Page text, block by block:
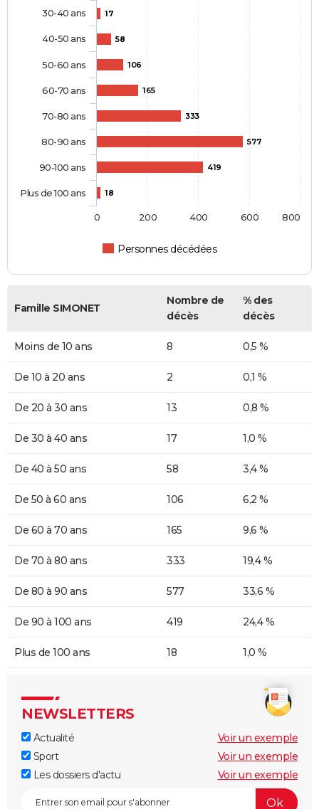
17
58
106
165
333
577
419
18
Personnes décédées
30-40 ans
40-50 ans
50-60 ans
60-70 ans
70-80 ans
80-90 ans
90-100 ans
Plus de 100 ans
0 200 400 600 800
Famille SIMONET
Nombre de
décès
% des
décès
Moins de 10 ans 8 0,5 %
De 10 à 20 ans 2 0,1 %
De 20 à 30 ans 13 0,8 %
De 30 à 40 ans 17 1,0 %
De 40 à 50 ans 58 3,4 %
De 50 à 60 ans 106 6,2 %
De 60 à 70 ans 165 9,6 %
De 70 à 80 ans 333 19,4 %
De 80 à 90 ans 577 33,6 %
De 90 à 100 ans 419 24,4 %
Plus de 100 ans 18 1,0 %
NEWSLETTERS
Actualité
Voir un exemple
Sport
Voir un exemple
Les dossiers d'actu
Voir un exemple